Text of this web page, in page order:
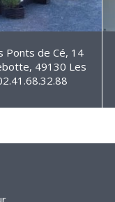
Ponts de Cé, 14
49130 Les